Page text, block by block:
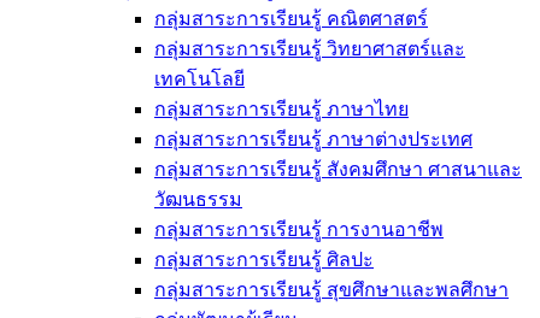
กลุ่มสาระการเรียนรู้ คณิตศาสตร์
กลุ่มสาระการเรียนรู้ วิทยาศาสตร์และ
เทคโนโลยี
กลุ่มสาระการเรียนรู้ ภาษาไทย
กลุ่มสาระการเรียนรู้ ภาษาต่างประเทศ
กลุ่มสาระการเรียนรู้ สังคมศึกษา ศาสนาและ
วัฒนธรรม
กลุ่มสาระการเรียนรู้ การงานอาชีพ
กลุ่มสาระการเรียนรู้ ศิลปะ
กลุ่มสาระการเรียนรู้ สุขศึกษาและพลศึกษา